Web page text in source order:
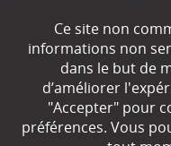
Ce site non
informations non
dans le but de
d’améliorer
"Accepter" pour
préférences. Vous